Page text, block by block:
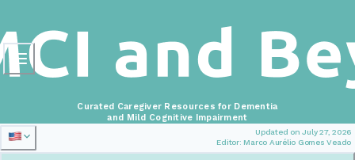
Updated on July 27, 2026
Editor: Marco Aurélio Gomes Veado
Curated Caregiver Resources for Dementia
and Mild Cognitive Impairment